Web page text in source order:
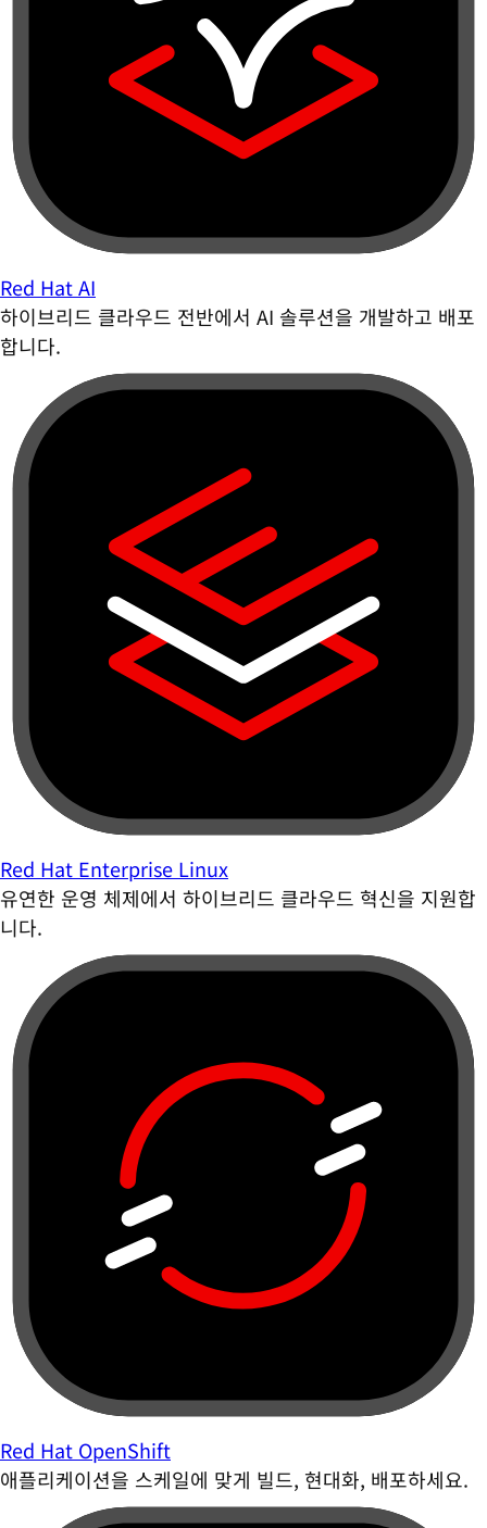
Red Hat AI
하이브리드 클라우드 전반에서 AI 솔루션을 개발하고 배포
합니다.
Red Hat Enterprise Linux
유연한 운영 체제에서 하이브리드 클라우드 혁신을 지원합
니다.
Red Hat OpenShift
애플리케이션을 스케일에 맞게 빌드, 현대화, 배포하세요.